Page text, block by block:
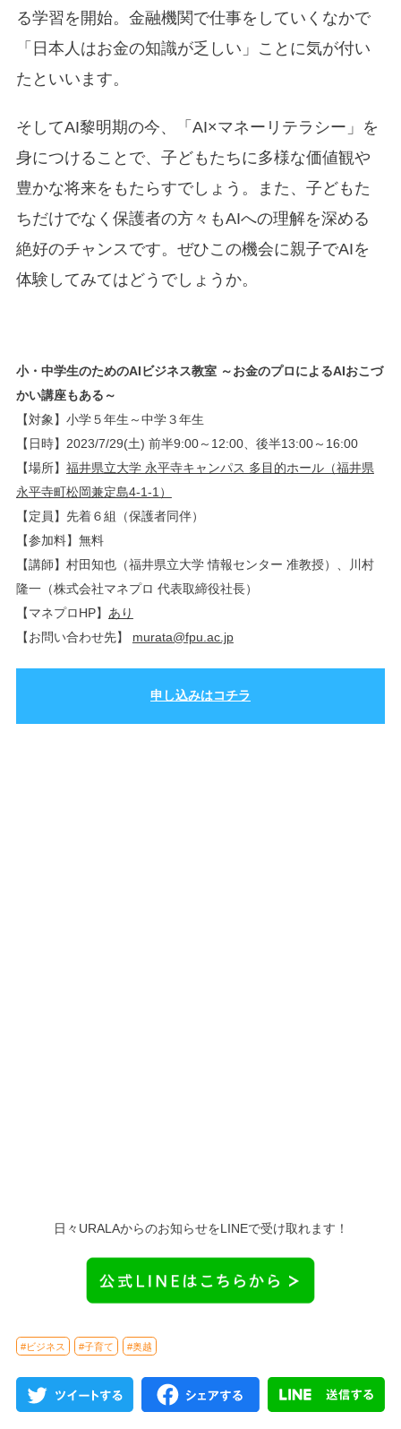
る学習を開始。金融機関で仕事をしていくなかで
「日本人はお金の知識が乏しい」ことに気が付い
たといいます。
そしてAI黎明期の今、「AI×マネーリテラシー」を
身につけることで、子どもたちに多様な価値観や
豊かな将来をもたらすでしょう。また、子どもた
ちだけでなく保護者の方々もAIへの理解を深める
絶好のチャンスです。ぜひこの機会に親子でAIを
体験してみてはどうでしょうか。
小・中学生のためのAIビジネス教室 ～お金のプロによるAIおこづ
かい講座もある～
【対象】小学５年生～中学３年生
【日時】2023/7/29(土) 前半9:00～12:00、後半13:00～16:00
【場所】 福井県立大学 永平寺キャンパス 多目的ホール（福井県
永平寺町松岡兼定島4-1-1）
【定員】先着６組（保護者同伴）
【参加料】無料
【講師】村田知也（福井県立大学 情報センター 准教授）、川村
隆一（株式会社マネプロ 代表取締役社長）
【マネプロHP】 あり
【お問い合わせ先】 murata@fpu.ac.jp
申し込みはコチラ
日々URALAからのお知らせをLINEで受け取れます！
#ビジネス #子育て #奥越